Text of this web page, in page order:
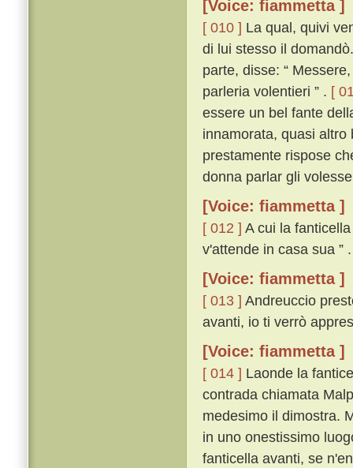
[Voice: fiammetta ]
[ 010 ] La qual, quivi
di lui stesso il
parte, disse: “
parleria volentieri ” . [
essere un bel fante
innamorata, quasi
prestamente rispose
donna parlar gli
[Voice: fiammetta ]
[ 012 ] A cui la
v'attende in casa sua ” .
[Voice: fiammetta ]
[ 013 ] Andreuccio
avanti, io ti verrò
[Voice: fiammetta ]
[ 014 ] Laonde la
contrada chiamata
medesimo il dimostra.
in uno onestissimo
fanticella avanti, se